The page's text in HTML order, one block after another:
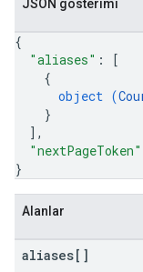
JSON gösterimi
{
"aliases" :
[
{
object (
}
] ,
"nextPageToken"
}
Alanlar
aliases[]